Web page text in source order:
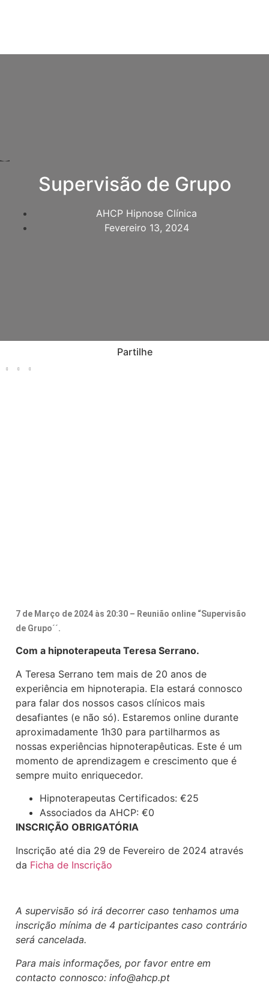
Supervisão de Grupo
AHCP Hipnose Clínica
Fevereiro 13, 2024
Partilhe
7 de Março de 2024 às 20:30 – Reunião online “Supervisão
de Grupo´´.
Com a hipnoterapeuta Teresa Serrano.
A Teresa Serrano tem mais de 20 anos de
experiência em hipnoterapia. Ela estará connosco
para falar dos nossos casos clínicos mais
desafiantes (e não só). Estaremos online durante
aproximadamente 1h30 para partilharmos as
nossas experiências hipnoterapêuticas. Este é um
momento de aprendizagem e crescimento que é
sempre muito enriquecedor.
Hipnoterapeutas Certificados: €25
Associados da AHCP: €0
INSCRIÇÃO OBRIGATÓRIA
Inscrição até dia 29 de Fevereiro de 2024 através
da Ficha de Inscrição
A supervisão só irá decorrer caso tenhamos uma
inscrição mínima de 4 participantes caso contrário
será cancelada.
Para mais informações, por favor entre em
contacto connosco: info@ahcp.pt